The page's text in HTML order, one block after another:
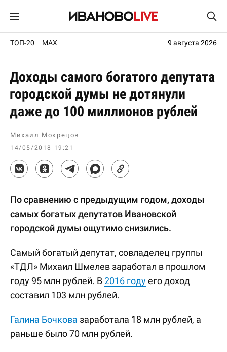
ТОП-20 MAX 9 августа 2026
Доходы самого богатого депутата
городской думы не дотянули
даже до 100 миллионов рублей
Михаил Мокрецов
14/05/2018 19:21
По сравнению с предыдущим годом, доходы
самых богатых депутатов Ивановской
городской думы ощутимо снизились.
Самый богатый депутат, совладелец группы
«ТДЛ» Михаил Шмелев заработал в прошлом
году 95 млн рублей. В2016 годуего доход
составил 103 млн рублей.
Галина Бочкова заработала 18 млн рублей, а
раньше было 70 млн рублей.